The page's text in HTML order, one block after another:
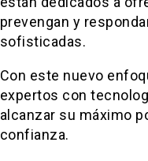
prevengan y
sofisticadas.
Con este nuevo
expertos con
alcanzar su máximo
confianza.